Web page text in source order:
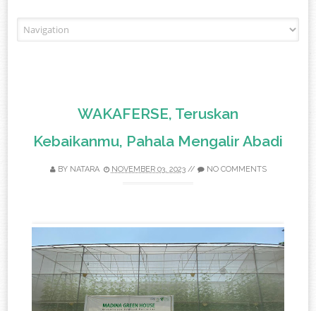
WAKAFERSE, Teruskan
Kebaikanmu, Pahala Mengalir Abadi
BY NATARA NOVEMBER 03, 2023// NO COMMENTS